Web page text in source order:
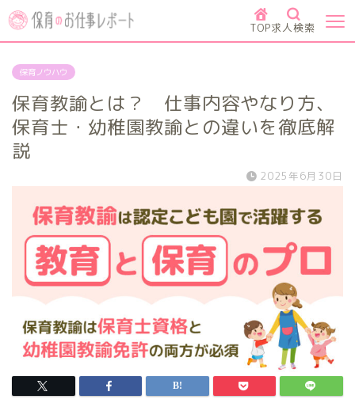
TOP求人検索
保育ノウハウ
保育教諭とは？ 仕事内容やなり方、
保育士・幼稚園教諭との違いを徹底解
説
2025年6月30日